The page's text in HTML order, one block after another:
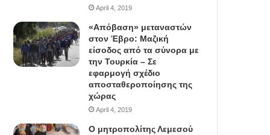
April 4, 2019
«Απόβαση» μεταναστών
στον Έβρο: Μαζική
είσοδος από τα σύνορα με
την Τουρκία – Σε
εφαρμογή σχέδιο
αποσταθεροποίησης της
χώρας
April 4, 2019
Ο μητροπολίτης Λεμεσού